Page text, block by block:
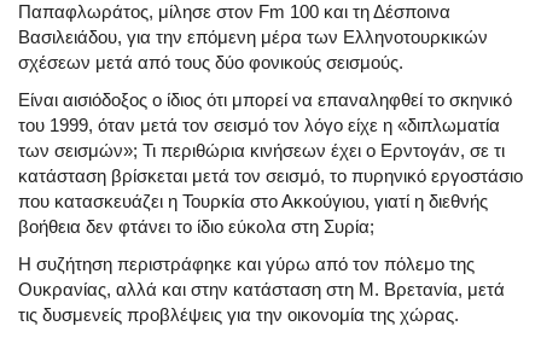
Παπαφλωράτος, μίλησε στον Fm 100 και τη Δέσποινα
Βασιλειάδου, για την επόμενη μέρα των Ελληνοτουρκικών
σχέσεων μετά από τους δύο φονικούς σεισμούς.
Είναι αισιόδοξος ο ίδιος ότι μπορεί να επαναληφθεί το σκηνικό
του 1999, όταν μετά τον σεισμό τον λόγο είχε η «διπλωματία
των σεισμών»; Τι περιθώρια κινήσεων έχει ο Ερντογάν, σε τι
κατάσταση βρίσκεται μετά τον σεισμό, το πυρηνικό εργοστάσιο
που κατασκευάζει η Τουρκία στο Ακκούγιου, γιατί η διεθνής
βοήθεια δεν φτάνει το ίδιο εύκολα στη Συρία;
Η συζήτηση περιστράφηκε και γύρω από τον πόλεμο της
Ουκρανίας, αλλά και στην κατάσταση στη Μ. Βρετανία, μετά
τις δυσμενείς προβλέψεις για την οικονομία της χώρας.